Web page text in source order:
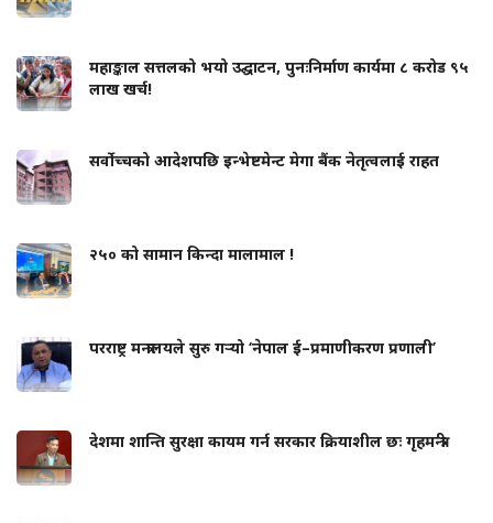
महाङ्काल सत्तलको भयो उद्घाटन, पुनःनिर्माण कार्यमा ८ करोड ९५
लाख खर्च!
सर्वोच्चको आदेशपछि इन्भेष्टमेन्ट मेगा बैंक नेतृत्वलाई राहत
२५० को सामान किन्दा मालामाल !
परराष्ट्र मन्त्रालयले सुरु गर्‍यो ‘नेपाल ई–प्रमाणीकरण प्रणाली’
देशमा शान्ति सुरक्षा कायम गर्न सरकार क्रियाशील छः गृहमन्त्री